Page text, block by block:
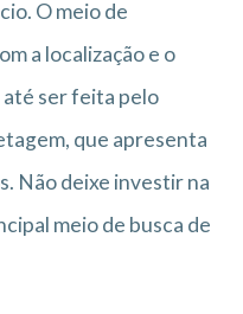
O meio de
a localização e o
até ser feita pelo
que apresenta
Não deixe investir na
meio de busca de